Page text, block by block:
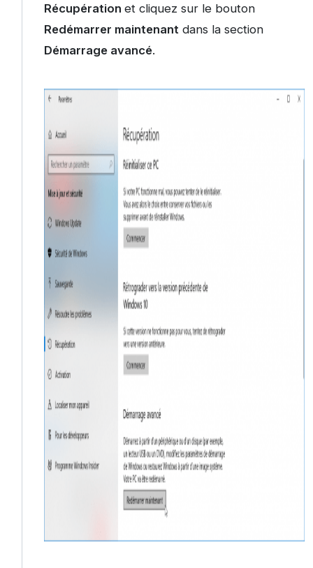
Récupération et cliquez sur le bouton
Redémarrer maintenant dans la section
Démarrage avancé.